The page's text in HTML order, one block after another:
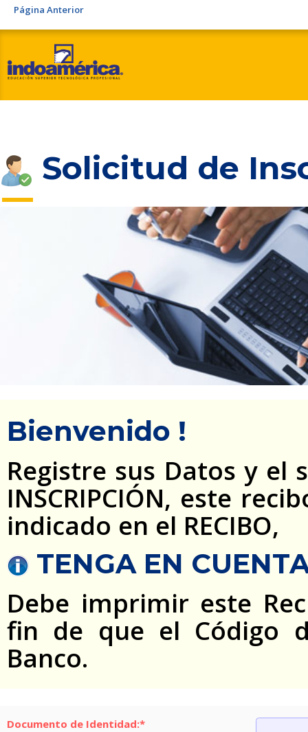
Página Anterior
Solicitud de
Bienvenido !
Registre sus Datos y el
INSCRIPCIÓN, este
indicado en el RECIBO,
TENGA EN
Debe imprimir este
fin de que el Código
Banco.
Documento de Identidad:*